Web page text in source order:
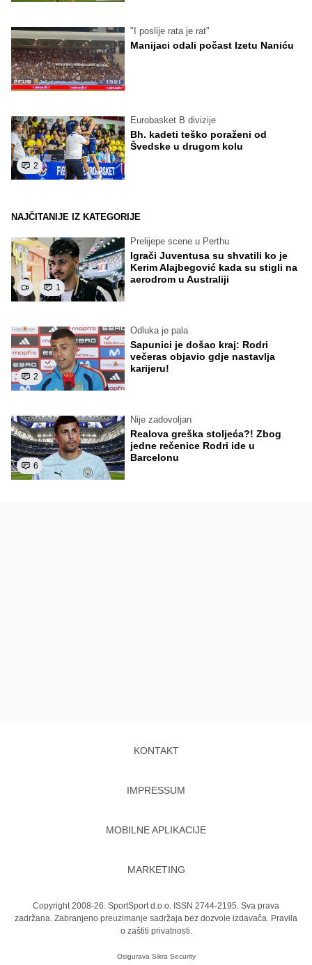
"I poslije rata je rat"
Manijaci odali počast Izetu Naniću
2
Eurobasket B divizije
Bh. kadeti teško poraženi od
Švedske u drugom kolu
NAJČITANIJE IZ KATEGORIJE
1
Prelijepe scene u Perthu
Igrači Juventusa su shvatili ko je
Kerim Alajbegović kada su stigli na
aerodrom u Australiji
2
Odluka je pala
Sapunici je došao kraj: Rodri
večeras objavio gdje nastavlja
karijeru!
6
Nije zadovoljan
Realova greška stoljeća?! Zbog
jedne rečenice Rodri ide u
Barcelonu
KONTAKT
IMPRESSUM
MOBILNE APLIKACIJE
MARKETING
Copyright 2008-26. SportSport d.o.o. ISSN 2744-2195. Sva prava
zadržana. Zabranjeno preuzimanje sadržaja bez dozvole izdavača. Pravila
o zaštiti privatnosti.
Osigurava Sikra Security